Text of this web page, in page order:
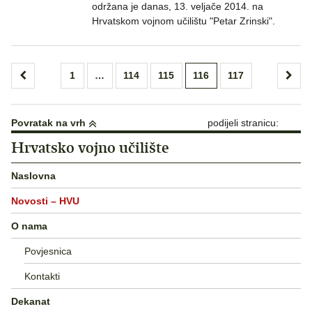
održana je danas, 13. veljače 2014. na
Hrvatskom vojnom učilištu "Petar Zrinski".
Brojevi
objava
1 … 114 115 116 117
Povratak na vrh podijeli stranicu:
Hrvatsko vojno učilište
Naslovna
Novosti – HVU
O nama
Povjesnica
Kontakti
Dekanat